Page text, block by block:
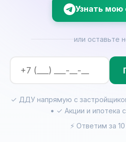
Узнать мою
или оставьте
✓ ДДУ напрямую с
• ✓ Акции и ипотека
⚡ Ответим за